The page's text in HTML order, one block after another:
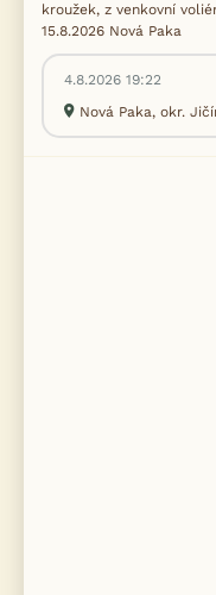
kroužek, z venkovní
15.8.2026 Nová Paka
4.8.2026 19:22
Nová Paka, okr.